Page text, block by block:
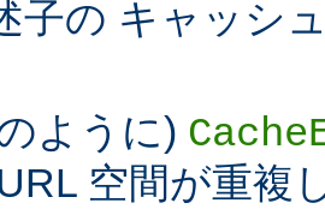
子の キャッシ
ように)
空間が重複